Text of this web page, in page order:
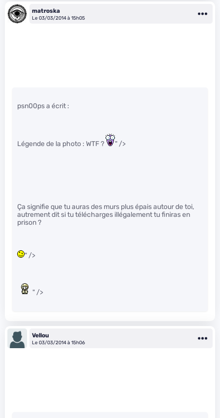
matroska
Le 03/03/2014 à 15h05
psn00ps a écrit :
Légende de la photo : WTF ? " />
Ça signifie que tu auras des murs plus épais autour de toi,
autrement dit si tu télécharges illégalement tu finiras en
prison ?
" />
" />
Vellou
Le 03/03/2014 à 15h06